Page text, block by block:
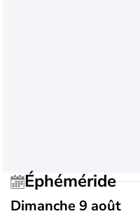
Éphéméride
Dimanche 9 août